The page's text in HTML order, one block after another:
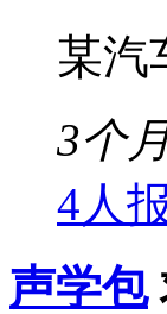
某汽
3个
4人
声学包